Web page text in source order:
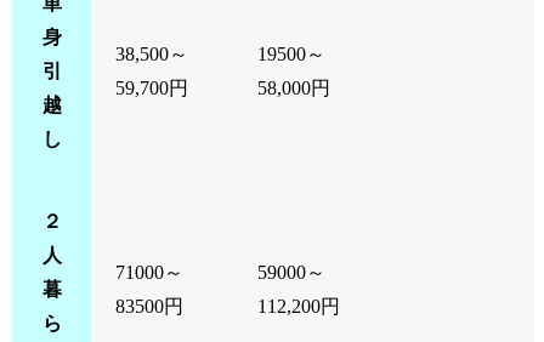
身
引
越
し
38,500～
59,700円
19500～
58,000円
２
人
暮
ら
71000～
83500円
59000～
112,200円